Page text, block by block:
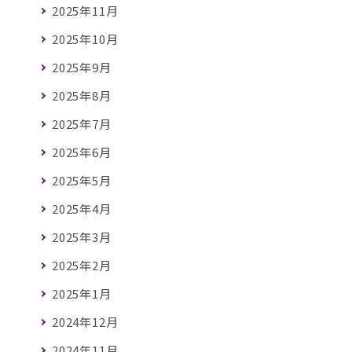
2025年11月
2025年10月
2025年9月
2025年8月
2025年7月
2025年6月
2025年5月
2025年4月
2025年3月
2025年2月
2025年1月
2024年12月